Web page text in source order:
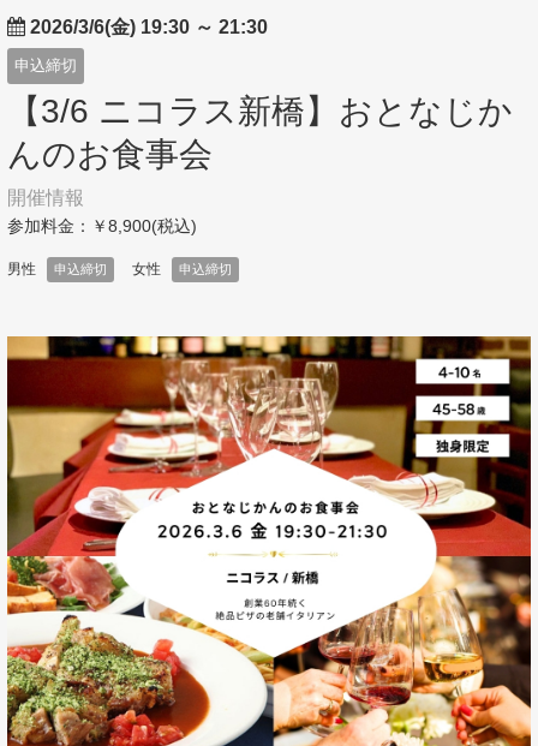
2026/3/6(金) 19:30 ～ 21:30
申込締切
【3/6 ニコラス新橋】おとなじか
んのお食事会
開催情報
参加料金：￥8,900(税込)
男性 申込締切 女性 申込締切